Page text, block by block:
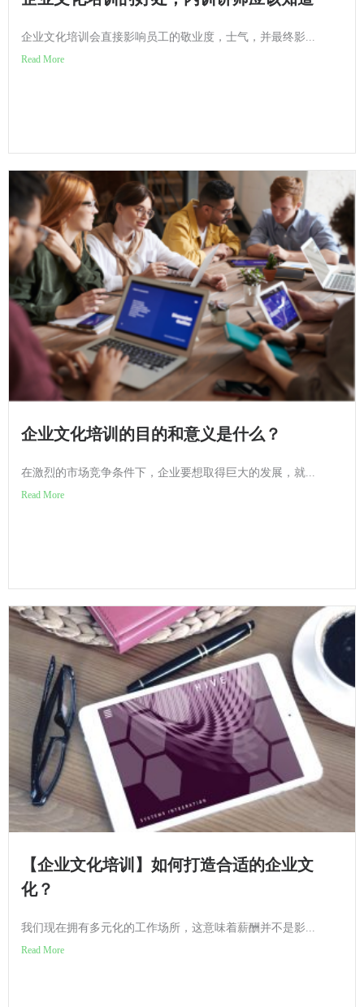
企业文化培训会直接影响员工的敬业度，士气，并最终影...
Read More
企业文化培训的目的和意义是什么？
在激烈的市场竞争条件下，企业要想取得巨大的发展，就...
Read More
【企业文化培训】如何打造合适的企业文
化？
我们现在拥有多元化的工作场所，这意味着薪酬并不是影...
Read More